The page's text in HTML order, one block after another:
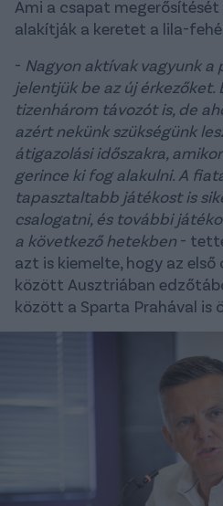
Ami a csapat
alakítják a keretet a lila-
- Nagyon aktívak vagyunk
jelentjük be az új
tizenhárom távozót is, de
azért nekünk szükségünk
átigazolási időszakra,
gerince ki fog alakulni. A
tapasztaltabb játékost is
csalogatni, és további
a következő hetekben -
azt is kiemelte, hogy az első
között Ausztriában
között a Sparta Prahával is